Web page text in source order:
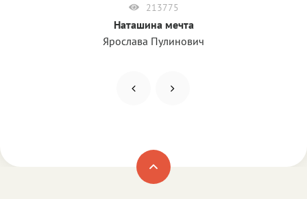
213775
Наташина мечта
Ярослава Пулинович